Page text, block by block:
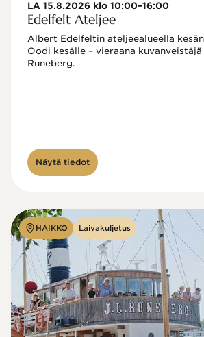
LA 15.8.2026 klo 10:00–16:00
Edelfelt Ateljee
Albert Edelfeltin ateljeealueella
Oodi kesälle – vieraana
Näytä tiedot
HAIKKO Laivakuljetus